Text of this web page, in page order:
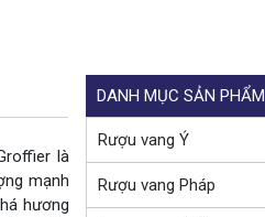
là
mạnh
hương
DANH MỤC SẢN PHẨM
Rượu vang Ý
Rượu vang Pháp